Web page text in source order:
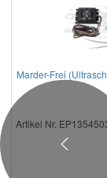
Marder-Frei
Artikel Nr.
Previous
Skoda
Smart
Suzuki
Toyota